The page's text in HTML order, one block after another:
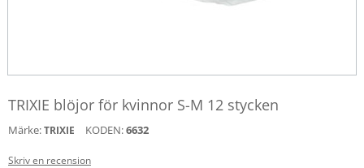
TRIXIE blöjor för kvinnor S-M 12 stycken
Märke:TRIXIE KODEN:6632
Skriv en recension